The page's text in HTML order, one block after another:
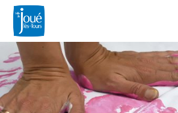
Aller
contenu
principal